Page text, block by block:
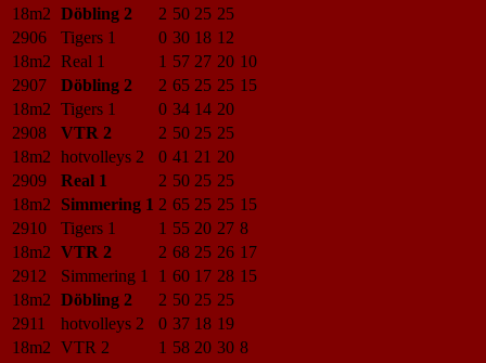
18m2 Döbling 2 2 50 25 25
2906
Tigers 1 0 30 18 12
18m2 Real 1 1 57 27 20 10
2907
Döbling 2 2 65 25 25 15
18m2 Tigers 1 0 34 14 20
2908
VTR 2 2 50 25 25
18m2 hotvolleys 2 0 41 21 20
2909
Real 1 2 50 25 25
18m2
Simmering 1 2 65 25 25 15
2910
Tigers 1 1 55 20 27 8
18m2 VTR 2 2 68 25 26 17
2912
Simmering 1 1 60 17 28 15
18m2 Döbling 2 2 50 25 25
2911
hotvolleys 2 0 37 18 19
18m2 VTR 2 1 58 20 30 8